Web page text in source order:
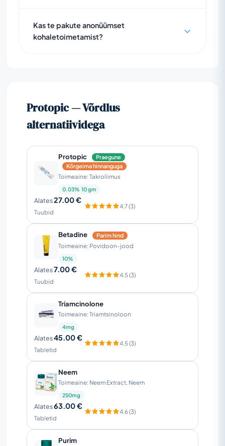
Kas te pakute anonüümset
kohaletoimetamist?
Protopic — Võrdlus
alternatiividega
Protopic
Praegune
Kõrgeima hinnanguga
Toimeaine: Takroliimus
0.03% 10 gm
Alates27.00 €
Tuubid
4.7 (3)
Betadine Parim hind
Toimeaine: Povidoon-jood
10%
Alates7.00 €
Tuubid
4.5 (3)
Triamcinolone
Toimeaine: Triamtsinoloon
4mg
Alates45.00 €
Tabletid
4.5 (3)
Neem
Toimeaine: Neem Extract, Neem
250mg
Alates63.00 €
Tabletid
4.6 (3)
Purim